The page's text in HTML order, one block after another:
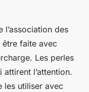
l’association des
être faite avec
Les perles
l’attention.
les utiliser avec